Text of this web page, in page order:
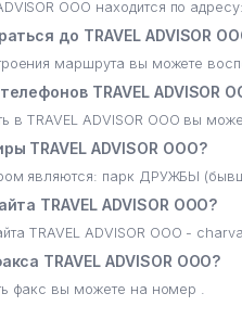
ООО
DIYOR ЧНПП
STUDIO KARAVAN ООО
GROUP ООО
PLUS ЧП
TRAVEL ООО
АО
ООО находится по
до TRAVEL ADVISOR
маршрута вы можете
TRAVEL ADVISOR
в TRAVEL ADVISOR ООО вы
TRAVEL ADVISOR ООО?
являются: парк ДРУЖБЫ
TRAVEL ADVISOR ООО?
TRAVEL ADVISOR ООО -
TRAVEL ADVISOR ООО?
факс вы можете на номер .